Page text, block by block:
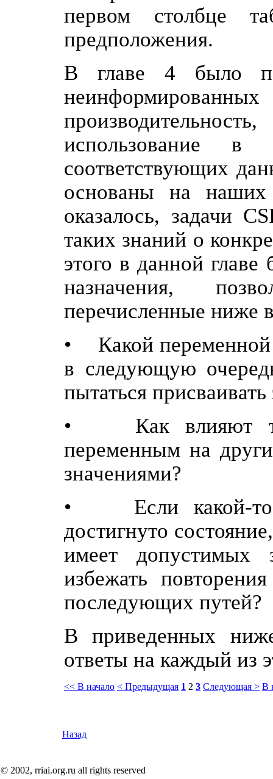
первом столбце
предположения.
В главе 4 было
использование в
соответствующих
основаны на
оказалось, задачи
таких знаний о
этого в данной
назначения,
перечисленные ниже
• Какой переменной
в следующую
пытаться присваивать
• Как влияют
переменным на
значениями?
• Если какой-то
достигнуто
имеет допустимых
избежать
последующих путей?
В приведенных
ответы на каждый из
<< В начало < Предыдущая 1 2 3 Следующая > В
Назад
© 2002, rriai.org.ru all rights reserved